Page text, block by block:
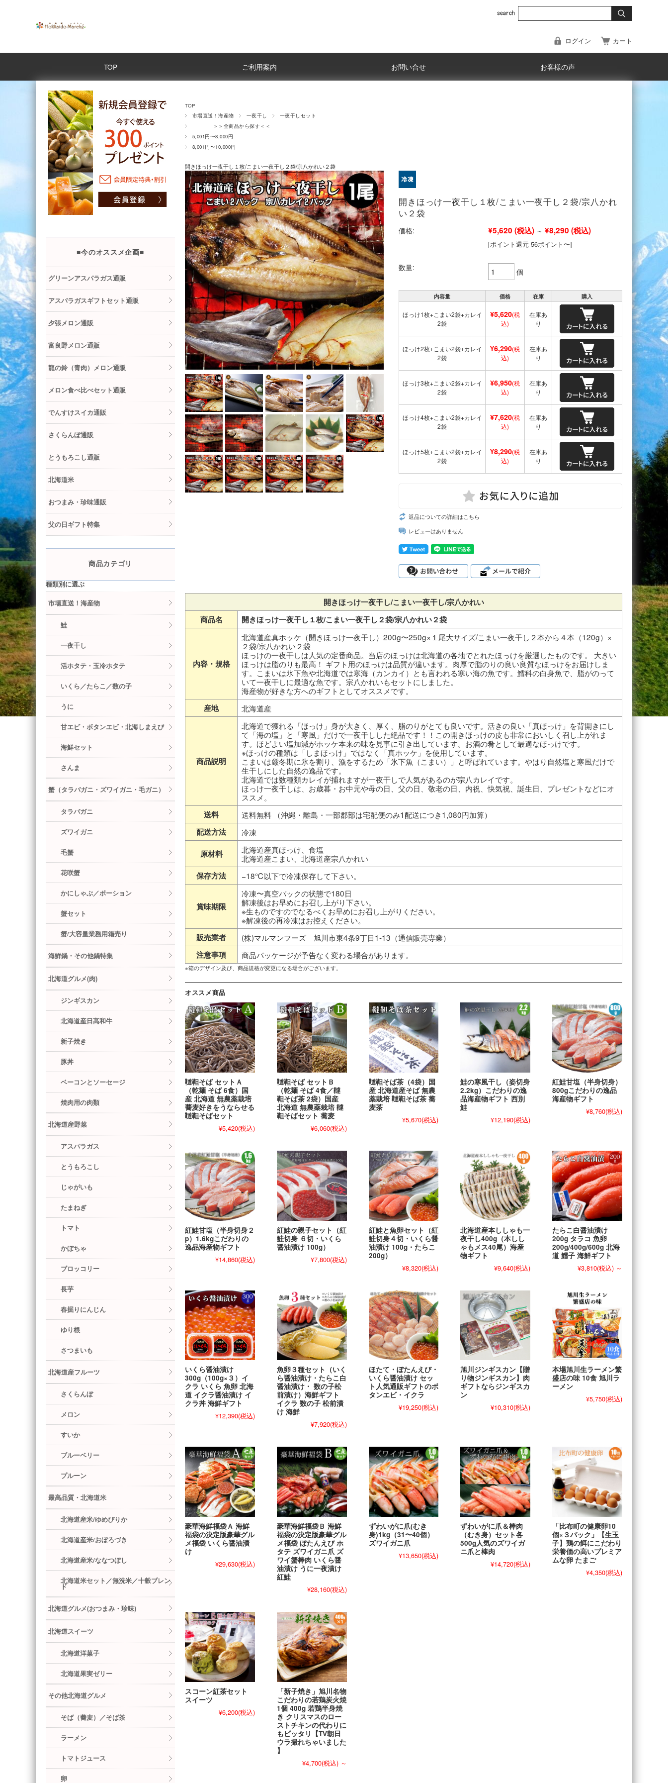
ログイン カート
TOP ご利用案内 お問い合せ お客様の声
TOP
市場直送！海産物
一夜干し
一夜干しセット
＞＞全商品から探す＜＜
5,001円〜8,000円
8,001円〜10,000円
開きほっけ一夜干し１枚/こまい一夜干し２袋/宗八かれい２袋
開きほっけ一夜干し１枚/こまい一夜干し２袋/宗八かれ
い２袋
価格: ¥5,620 (税込) ～ ¥8,290 (税込)
[ポイント還元 56ポイント〜]
数量: 個
内容量 価格 在庫 購入
ほっけ1枚+こまい2袋+カレイ
2袋
¥5,620(税
込)
在庫あ
り
ほっけ2枚+こまい2袋+カレイ
2袋
¥6,290(税
込)
在庫あ
り
ほっけ3枚+こまい2袋+カレイ
2袋
¥6,950(税
込)
在庫あ
り
ほっけ4枚+こまい2袋+カレイ
2袋
¥7,620(税
込)
在庫あ
り
ほっけ5枚+こまい2袋+カレイ
2袋
¥8,290(税
込)
在庫あ
り
返品についての詳細はこちら
レビューはありません
開きほっけ一夜干し/こまい一夜干し/宗八かれい
商品名
開きほっけ一夜干し１枚/こまい一夜干し２袋/宗八かれい２袋
内容・規格
北海道産真ホッケ（開きほっけ一夜干し）200g〜250g×１尾大サイズ/こまい一夜干し２本から４本（120g）×
２袋/宗八かれい２袋
ほっけの一夜干しは人気の定番商品。当店のほっけは北海道の各地でとれたほっけを厳選したものです。 大きい
ほっけは脂のりも最高！ ギフト用のほっけは品質が違います。肉厚で脂のりの良い良質なほっけをお届けしま
す。こまいは氷下魚や北海道では寒海（カンカイ）とも言われる寒い海の魚です。鱈科の白身魚で、脂がのって
いて一夜干しに最適な魚です。宗八かれいもセットにしました。
海産物が好きな方へのギフトとしてオススメです。
産地
北海道産
商品説明
北海道で獲れる「ほっけ」身が大きく、厚く、脂のりがとても良いです。活きの良い「真ほっけ」を背開きにし
て「海の塩」と「寒風」だけで一夜干しした絶品です！！この開きほっけの皮も非常においしく召し上がれま
す。ほどよい塩加減がホッケ本来の味を見事に引き出しています。お酒の肴として最適なほっけです。
※ほっけの種類は「しまほっけ」ではなく「真ホッケ」を使用しています。
こまいは厳冬期に氷を割り、漁をするため「氷下魚（こまい）」と呼ばれています。やはり自然塩と寒風だけで
生干しにした自然の逸品です。
北海道では数種類カレイが捕れますが一夜干しで人気があるのが宗八カレイです。
ほっけ一夜干しは、お歳暮・お中元や母の日、父の日、敬老の日、内祝、快気祝、誕生日、プレゼントなどにオ
ススメ。
送料
送料無料 （沖縄・離島・一部郡部は宅配便のみ1配送につき1,080円加算）
配送方法
冷凍
原材料
北海道産真ほっけ、食塩
北海道産こまい、北海道産宗八かれい
保存方法
−18℃以下で冷凍保存して下さい。
賞味期限
冷凍〜真空パックの状態で180日
解凍後はお早めにお召し上がり下さい。
※生ものですのでなるべくお早めにお召し上がりください。
※解凍後の再冷凍はお控えください。
販売業者
(株)マルマンフーズ 旭川市東4条9丁目1-13（通信販売専業）
注意事項
商品パッケージが予告なく変わる場合があります。
※箱のデザイン及び、商品規格が変更になる場合がございます。
オススメ商品
韃靼そば セットＡ
（乾麺 そば 6食）国
産 北海道 無農薬栽培
蕎麦好きをうならせる
韃靼そばセット
¥5,420(税込)
韃靼そば セットＢ
（乾麺 そば 4食／韃
靼そば茶 2袋）国産
北海道 無農薬栽培 韃
靼そばセット 蕎麦
¥6,060(税込)
韃靼そば茶（4袋）国
産 北海道産そば 無農
薬栽培 韃靼そば茶 蕎
麦茶
¥5,670(税込)
鮭の寒風干し（姿切身
2.2kg）こだわりの逸
品海産物ギフト 西別
鮭
¥12,190(税込)
紅鮭甘塩（半身切身）
800gこだわりの逸品
海産物ギフト
¥8,760(税込)
紅鮭甘塩（半身切身２
p）1.6kgこだわりの
逸品海産物ギフト
¥14,860(税込)
紅鮭の親子セット（紅
鮭切身 ６切・いくら
醤油漬け 100g）
¥7,800(税込)
紅鮭と魚卵セット（紅
鮭切身４切・いくら醤
油漬け 100g・たらこ
200g）
¥8,320(税込)
北海道産本ししゃも一
夜干し400g（本しし
ゃもメス40尾）海産
物ギフト
¥9,640(税込)
たらこ白醤油漬け
200g タラコ 魚卵
200g/400g/600g 北海
道 鱈子 海鮮ギフト
¥3,810(税込) ～
いくら醤油漬け
300g（100g×３）イ
クラ いくら 魚卵 北海
道 イクラ醤油漬け イ
クラ丼 海鮮ギフト
¥12,390(税込)
魚卵３種セット（いく
ら醤油漬け・たらこ白
醤油漬け・ 数の子松
前漬け）海鮮ギフト
イクラ 数の子 松前漬
け 海鮮
¥7,920(税込)
ほたて・ぼたんえび・
いくら醤油漬け セッ
ト人気通販ギフトのボ
タンエビ・イクラ
¥19,250(税込)
旭川ジンギスカン【贈
り物ジンギスカン】肉
ギフトならジンギスカ
ン
¥10,310(税込)
本場旭川生ラーメン繁
盛店の味 10食 旭川ラ
ーメン
¥5,750(税込)
豪華海鮮福袋Ａ 海鮮
福袋の決定版豪華グル
メ福袋 いくら醤油漬
け
¥29,630(税込)
豪華海鮮福袋Ｂ 海鮮
福袋の決定版豪華グル
メ福袋 ぼたんえび ホ
タテ ズワイガニ爪 ズ
ワイ蟹棒肉 いくら醤
油漬け うに一夜漬け
紅鮭
¥28,160(税込)
ずわいがに爪(むき
身)1kg（31〜40個）
ズワイガニ爪
¥13,650(税込)
ずわいがに爪＆棒肉
（むき身）セット各
500g人気のズワイガ
ニ爪と棒肉
¥14,720(税込)
「比布町の健康卵10
個×３パック」【生玉
子】鶏の餌にこだわり
栄養価の高いプレミア
ムな卵 たまご
¥4,350(税込)
スコーン紅茶セット
スイーツ
¥6,200(税込)
「新子焼き」旭川名物
こだわりの若鶏炭火焼
1個 400g 若鶏半身焼
き クリスマスのロー
ストチキンの代わりに
もピッタリ【TV朝日
ウラ撮れちゃいました
】
¥4,700(税込) ～
■今のオススメ企画■
グリーンアスパラガス通販
アスパラガスギフトセット通販
夕張メロン通販
富良野メロン通販
龍の鈴（青肉）メロン通販
メロン食べ比べセット通販
でんすけスイカ通販
さくらんぼ通販
とうもろこし通販
北海道米
おつまみ・珍味通販
父の日ギフト特集
商品カテゴリ
種類別に選ぶ
市場直送！海産物
鮭
一夜干し
活ホタテ・玉冷ホタテ
いくら／たらこ／数の子
うに
甘エビ・ボタンエビ・北海しまえび
海鮮セット
さんま
蟹（タラバガニ・ズワイガニ・毛ガニ）
タラバガニ
ズワイガニ
毛蟹
花咲蟹
かにしゃぶ／ポーション
蟹セット
蟹/大容量業務用箱売り
海鮮鍋・その他鍋特集
北海道グルメ(肉)
ジンギスカン
北海道産日高和牛
新子焼き
豚丼
ベーコンとソーセージ
焼肉用の肉類
北海道産野菜
アスパラガス
とうもろこし
じゃがいも
たまねぎ
トマト
かぼちゃ
ブロッコリー
長芋
春掘りにんじん
ゆり根
さつまいも
北海道産フルーツ
さくらんぼ
メロン
すいか
ブルーベリー
プルーン
最高品質・北海道米
北海道産米/ゆめぴりか
北海道産米/おぼろづき
北海道産米/ななつぼし
北海道米セット／無洗米／十穀ブレン
ド
北海道グルメ(おつまみ・珍味)
北海道スイーツ
北海道洋菓子
北海道果実ゼリー
その他北海道グルメ
そば（蕎麦）／そば茶
ラーメン
トマトジュース
卵